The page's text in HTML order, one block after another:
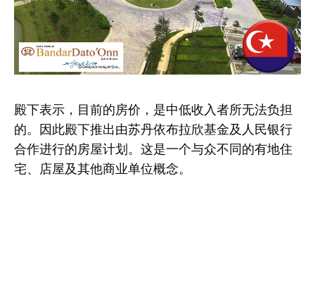
殿下表示，目前的房价，是中低收入者所无法负担
的。因此殿下推出由苏丹依布拉欣基金及人民银行
合作进行的房屋计划。这是一个与众不同的有地住
宅、店屋及其他商业单位概念。